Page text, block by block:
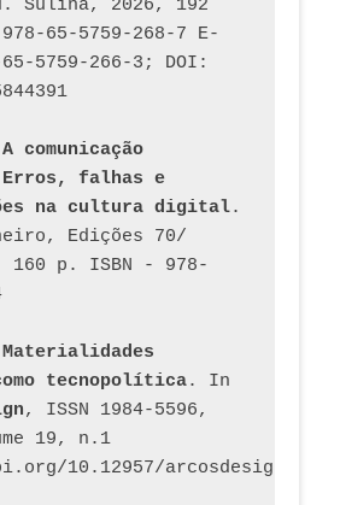
Sulina, 2026, 192
65-5759-268-7 E-
65-5759-266-3; DOI:
A comunicação
falhas e
na cultura digital.
Edições 70/
160 p. ISBN - 978-
Materialidades
tecnopolítica
, ISSN 1984-5596,
19, n.1
10.12957/